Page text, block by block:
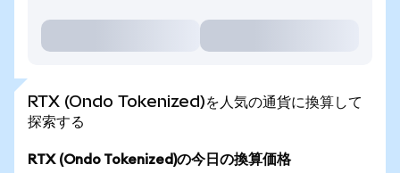
RTX (Ondo Tokenized)を人気の通貨に換算して
探索する
RTX (Ondo Tokenized)の今日の換算価格